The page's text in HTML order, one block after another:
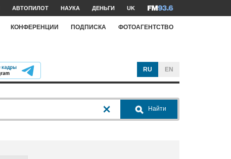
АВТОПИЛОТ НАУКА ДЕНЬГИ UK
КОНФЕРЕНЦИИ ПОДПИСКА ФОТОАГЕНТСТВО
RU EN
Найти